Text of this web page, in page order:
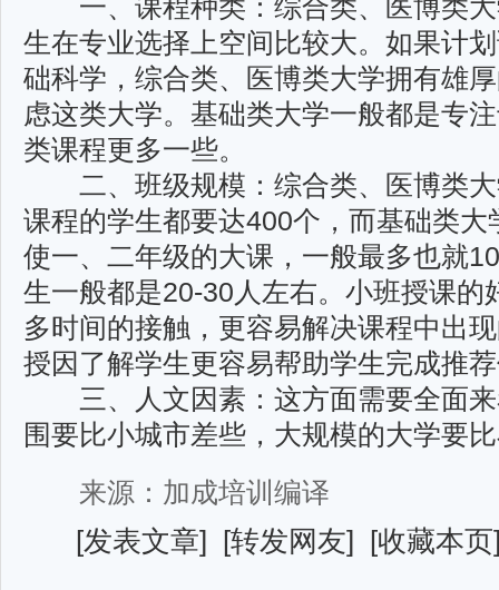
一、课程种类：综合类、医博类大
生在专业选择上空间比较大。如果计
础科学，综合类、医博类大学拥有雄
虑这类大学。基础类大学一般都是专
类课程更多一些。
二、班级规模：综合类、医博类大
课程的学生都要达400个，而基础类
使一、二年级的大课，一般最多也就
生一般都是20-30人左右。小班授课的
多时间的接触，更容易解决课程中出
授因了解学生更容易帮助学生完成推
三、人文因素：这方面需要全面来
围要比小城市差些，大规模的大学要
来源：加成培训编译
[发表文章] [转发网友] [收藏本页